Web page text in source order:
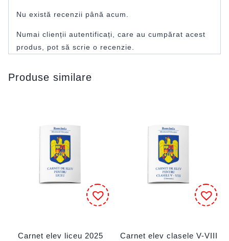
Nu există recenzii până acum.
Numai clienții autentificați, care au cumpărat acest
produs, pot să scrie o recenzie.
Produse similare
Carnet elev liceu 2025
Carnet elev clasele V-VIII